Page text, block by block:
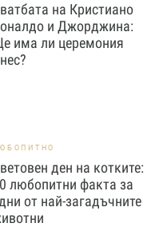
на Кристиано
и Джорджина:
има ли церемония
ден на котките:
любопитни факта за
от най-загадъчните